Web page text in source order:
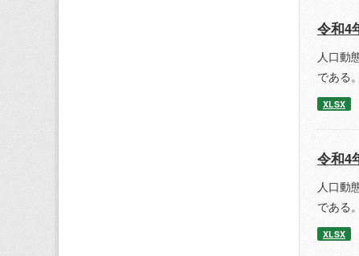
令和4
人口動
である
XLSX
令和4
人口動
である
XLSX